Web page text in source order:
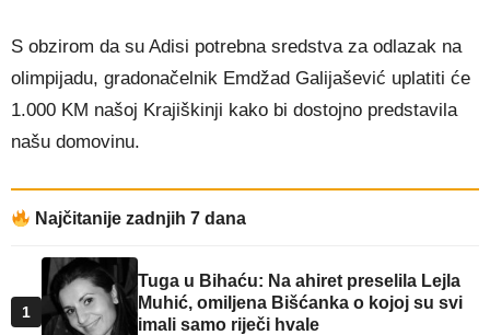
S obzirom da su Adisi potrebna sredstva za odlazak na
olimpijadu, gradonačelnik Emdžad Galijašević uplatiti će
1.000 KM našoj Krajiškinji kako bi dostojno predstavila
našu domovinu.
Najčitanije zadnjih 7 dana
1
Tuga u Bihaću: Na ahiret preselila Lejla
Muhić, omiljena Bišćanka o kojoj su svi
imali samo riječi hvale